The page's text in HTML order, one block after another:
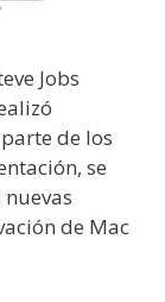
Jobs
de los
se
de Mac